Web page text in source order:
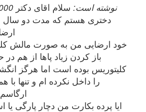
victoria7000 نوشته است: سلام اقای دکتر
دختری هستم که مدت دو
خود ارضایی من به صورت مالش
باز کردن زیاد پاها از هم
کلیتوریس بوده است اما هرگز
را داخل نکرده ام و تنها با
ایا پرده بکارت من دچار پارگی